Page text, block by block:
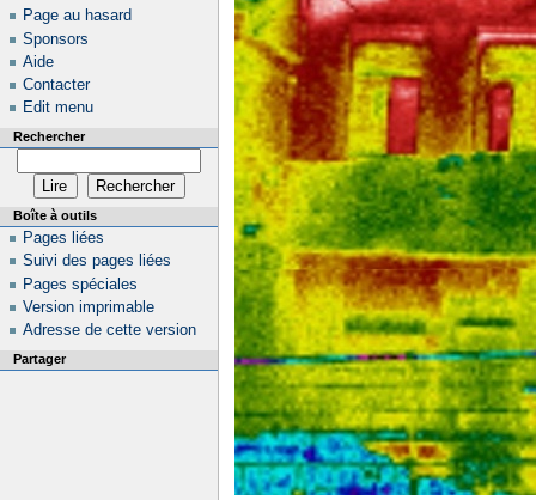
Page au hasard
Sponsors
Aide
Contacter
Edit menu
Rechercher
Boîte à outils
Pages liées
Suivi des pages liées
Pages spéciales
Version imprimable
Adresse de cette version
Partager